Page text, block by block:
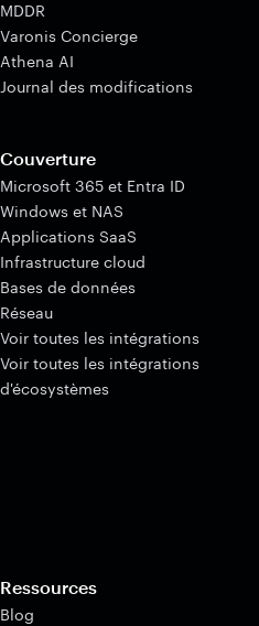
MDDR
Varonis Concierge
Athena AI
Journal des modifications
Couverture
Microsoft 365 et Entra ID
Windows et NAS
Applications SaaS
Infrastructure cloud
Bases de données
Réseau
Voir toutes les intégrations
Voir toutes les intégrations
d'écosystèmes
Ressources
Blog